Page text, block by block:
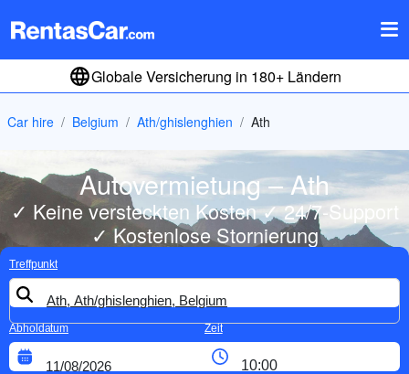
Globale Versicherung in 180+ Ländern
Car hire Belgium Ath/ghislenghien Ath
Autovermietung – Ath
✓ Keine versteckten Kosten ✓ 24/7-Support
✓ Kostenlose Stornierung
Treffpunkt
Abholdatum Zeit